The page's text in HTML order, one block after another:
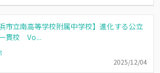
浜市立南高等学校附属中学校】進化する公立
貫校 Vo...
2025/12/04